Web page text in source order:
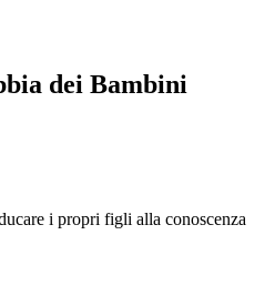
dei Bambini
i propri figli alla conoscenza